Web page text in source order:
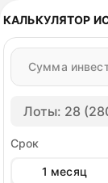
КАЛЬКУЛЯТОР
Сумма
Лоты: 28
Срок
1 месяц